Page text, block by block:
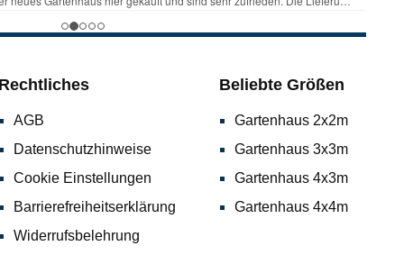
AGB
Datenschutzhinweise
Cookie Einstellungen
Barrierefreiheitserklärung
Widerrufsbelehrung
Beliebte Größen
Gartenhaus 2x2m
Gartenhaus 3x3m
Gartenhaus 4x3m
Gartenhaus 4x4m